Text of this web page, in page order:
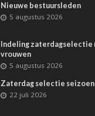
Nieuwe bestuursleden
5 augustus 2026
Indeling zaterdagselectie
vrouwen
5 augustus 2026
Zaterdag selectie seizoen
22 juli 2026